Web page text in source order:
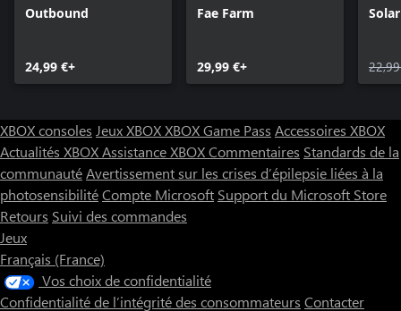
Outbound
24,99 €+
Fae Farm
29,99 €+
XBOX consoles Jeux XBOXXBOX Game Pass Accessoires XBOX
Actualités XBOXAssistance XBOXCommentaires Standards de la
communautéAvertissement sur les crises d’épilepsie liées à la
photosensibilitéCompte Microsoft Support du Microsoft Store
Retours Suivi des commandes
Jeux
Français (France)
Vos choix de confidentialité
Confidentialité de l’intégrité des consommateurs Contacter